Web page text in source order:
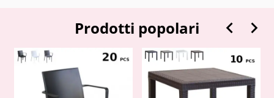
Prodotti popolari  